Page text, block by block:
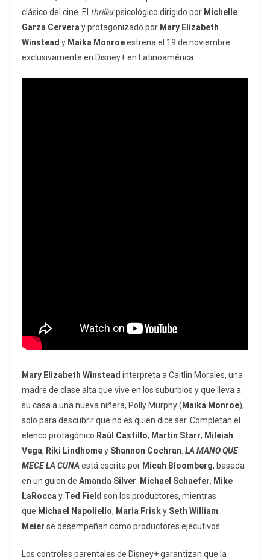
clásico del cine. El thrillerpsicológico dirigido por Michelle
Garza Cervera y protagonizado por Mary Elizabeth
Winstead y Maika Monroeestrena el 19 de noviembre
exclusivamente en Disney+ en Latinoamérica.
Mary Elizabeth Winstead interpreta a Caitlin Morales, una
madre de clase alta que vive en los suburbios y que lleva a
su casa a una nueva niñera, Polly Murphy ( Maika Monroe),
solo para descubrir que no es quien dice ser. Completan el
elenco protagónico Raúl Castillo, Martin Starr, Mileiah
Vega, Riki Lindhomey Shannon Cochran LA MANO QUE
MECE LA CUNA está escrita por Micah Bloomberg, basada
en un guion de Amanda Silver Michael Schaefer, Mike
LaRocca y Ted Field son los productores, mientras
que Michael Napoliello, Maria Frisky Seth William
Meier se desempeñan como productores ejecutivos.
Los controles parentales de Disney+ garantizan que la